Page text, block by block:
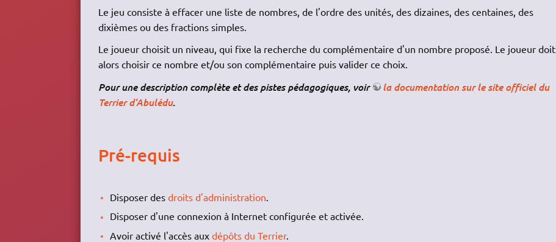
Le jeu consiste à effacer une liste de nombres, de l'ordre des unités, des dizaines, des centaines, des
dixièmes ou des fractions simples.
Le joueur choisit un niveau, qui fixe la recherche du complémentaire d'un nombre proposé. Le joueur doit
alors choisir ce nombre et/ou son complémentaire puis valider ce choix.
Pour une description complète et des pistes pédagogiques, voir
la documentation sur le site officiel du
Terrier d'Abulédu.
Pré-requis
Disposer desdroits d'administration
Disposer d'une connexion à Internet configurée et activée.
Avoir activé l'accès auxdépôts du Terrier.